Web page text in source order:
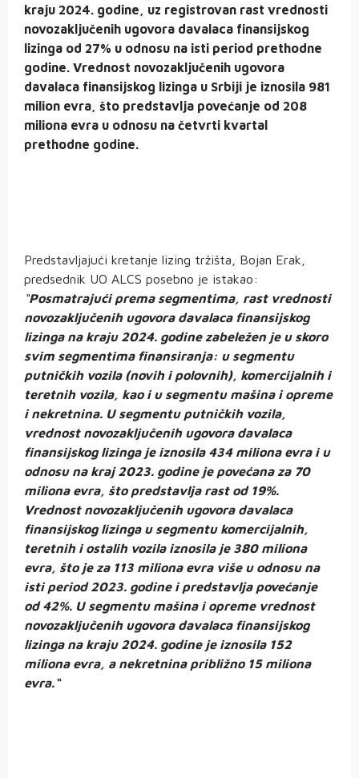
kraju 2024. godine, uz registrovan rast vrednosti
novozaključenih ugovora davalaca finansijskog
lizinga od 27% u odnosu na isti period prethodne
godine. Vrednost novozaključenih ugovora
davalaca finansijskog lizinga u Srbiji je iznosila 981
milion evra, što predstavlja povećanje od 208
miliona evra u odnosu na četvrti kvartal
prethodne godine.
Predstavljajući kretanje lizing tržišta, Bojan Erak,
predsednik UO ALCS posebno je istakao:
“Posmatrajući prema segmentima, rast vrednosti
novozaključenih ugovora davalaca finansijskog
lizinga na kraju 2024. godine zabeležen je u skoro
svim segmentima finansiranja: u segmentu
putničkih vozila (novih i polovnih), komercijalnih i
teretnih vozila, kao i u segmentu mašina i opreme
i nekretnina. U segmentu putničkih vozila,
vrednost novozaključenih ugovora davalaca
finansijskog lizinga je iznosila 434 miliona evra i u
odnosu na kraj 2023. godine je povećana za 70
miliona evra, što predstavlja rast od 19%.
Vrednost novozaključenih ugovora davalaca
finansijskog lizinga u segmentu komercijalnih,
teretnih i ostalih vozila iznosila je 380 miliona
evra, što je za 113 miliona evra više u odnosu na
isti period 2023. godine i predstavlja povećanje
od 42%. U segmentu mašina i opreme vrednost
novozaključenih ugovora davalaca finansijskog
lizinga na kraju 2024. godine je iznosila 152
miliona evra, a nekretnina približno 15 miliona
evra.“